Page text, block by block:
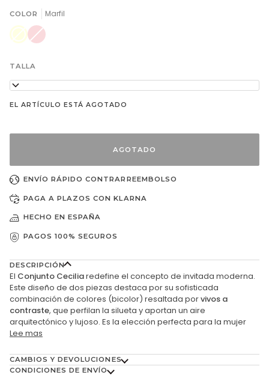
COLOR Marfil
Marfil
Variante
agotada
o
Rosa
maquillaje
Variante
agotada
o
TALLA
50
EL ARTÍCULO ESTÁ AGOTADO
AGOTADO
ENVÍO RÁPIDO CONTRARREEMBOLSO
PAGA A PLAZOS CON KLARNA
HECHO EN ESPAÑA
PAGOS 100% SEGUROS
DESCRIPCIÓN
El Conjunto Ceciliaredefine el concepto de invitada moderna.
Este diseño de dos piezas destaca por su sofisticada
combinación de colores (bicolor) resaltada porvivos a
contraste, que perfilan la silueta y aportan un aire
arquitectónico y lujoso. Es la elección perfecta para la mujer
Lee mas
CAMBIOS Y DEVOLUCIONES
CONDICIONES DE ENVÍO